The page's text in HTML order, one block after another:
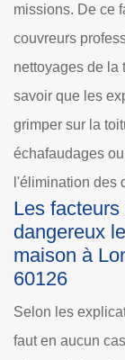
missions. De ce
couvreurs
nettoyages de la
savoir que les
grimper sur la
échafaudages
l'élimination des
Les
dangereux
maison à
60126
Selon les
faut en aucun